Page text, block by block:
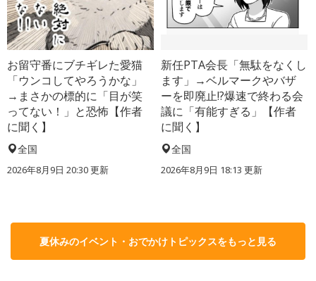
お留守番にブチギレた愛猫
「ウンコしてやろうかな」
→まさかの標的に「目が笑
ってない！」と恐怖【作者
に聞く】
全国
2026年8月9日 20:30更新
新任PTA会長「無駄をなくし
ます」→ベルマークやバザ
ーを即廃止!?爆速で終わる会
議に「有能すぎる」【作者
に聞く】
全国
2026年8月9日 18:13 更新
夏休みのイベント・おでかけトピックスをもっと見る